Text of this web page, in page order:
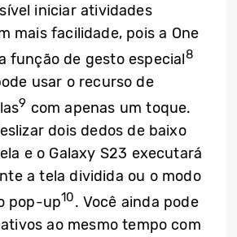
iniciar atividades
mais facilidade, pois a One
função de gesto especial8
usar o recurso de
9 com apenas um toque.
dois dedos de baixo
e o Galaxy S23 executará
a tela dividida ou o modo
pop-up10. Você ainda pode
ao mesmo tempo com